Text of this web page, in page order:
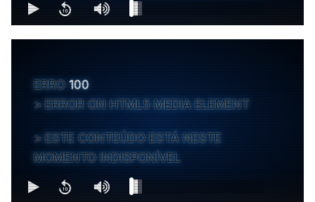
ERRO 100
ERROR ON HTML5 MEDIA ELEMENT
ESTE CONTEÚDO ESTÁ NESTE
MOMENTO INDISPONÍVEL